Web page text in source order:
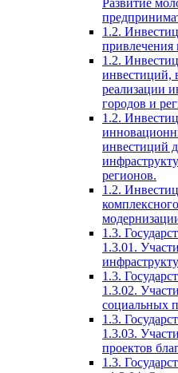
Развитие
1.2.
привлечения
1.2.
инвестиций,
реализации
городов и
1.2.
инвестиций
регионов.
1.2.
1.3.
1.3.01.
1.3.
1.3.02.
социальных
1.3.
1.3.03.
проектов
1.3.